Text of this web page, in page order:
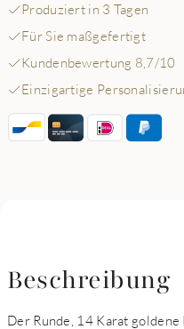
Produziert in 3 Tagen
Für Sie maßgefertigt
Kundenbewertung 8,7/10
Einzigartige
Beschreibung
Der Runde, 14 Karat